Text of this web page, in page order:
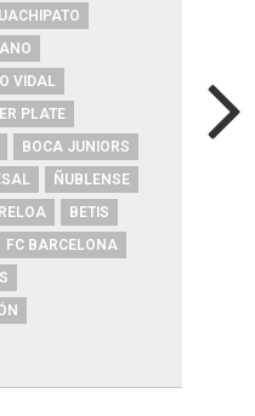
VIDAL
PLATE
BOCA JUNIORS
ÑUBLENSE
BETIS
FC BARCELONA